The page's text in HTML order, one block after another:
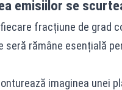
emisiilor se
fracțiune de grad
seră rămâne esențială
imaginea unei